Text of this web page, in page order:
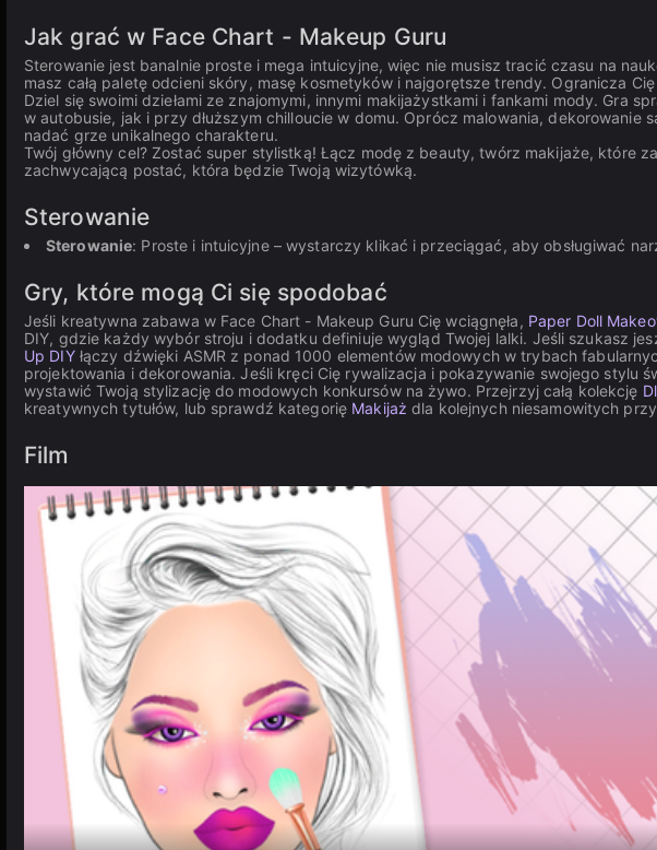
Jak grać w Face Chart - Makeup Guru
Sterowanie jest banalnie proste i mega intuicyjne, więc nie musisz tracić czasu na
masz całą paletę odcieni skóry, masę kosmetyków i najgorętsze trendy. Ogranicza
Dziel się swoimi dziełami ze znajomymi, innymi makijażystkami i fankami mody. Gra
w autobusie, jak i przy dłuższym chilloucie w domu. Oprócz malowania, dekorowanie
nadać grze unikalnego charakteru.
Twój główny cel? Zostać super stylistką! Łącz modę z beauty, twórz makijaże, które
zachwycającą postać, która będzie Twoją wizytówką.
Sterowanie
Sterowanie: Proste i intuicyjne – wystarczy klikać i przeciągać, aby obsługiwać
Gry, które mogą Ci się spodobać
Jeśli kreatywna zabawa w Face Chart - Makeup Guru Cię wciągnęła, Paper Doll
DIY, gdzie każdy wybór stroju i dodatku definiuje wygląd Twojej lalki. Jeśli szukasz
Up DIYłączy dźwięki ASMR z ponad 1000 elementów modowych w trybach
projektowania i dekorowania. Jeśli kręci Cię rywalizacja i pokazywanie swojego stylu
wystawić Twoją stylizację do modowych konkursów na żywo. Przejrzyj całą kolekcję
kreatywnych tytułów, lub sprawdź kategorię Makijaż dla kolejnych niesamowitych
Film